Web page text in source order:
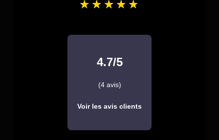
4.7/5
(4 avis)
Voir les avis clients